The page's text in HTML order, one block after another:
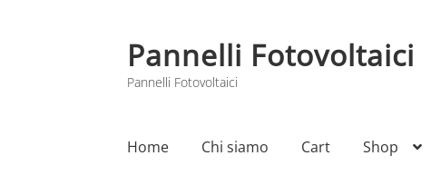
Vai
alla
navigazione
Vai
al
contenuto
Pannelli Fotovoltaici
Pannelli Fotovoltaici
Home Chi siamo Cart Shop